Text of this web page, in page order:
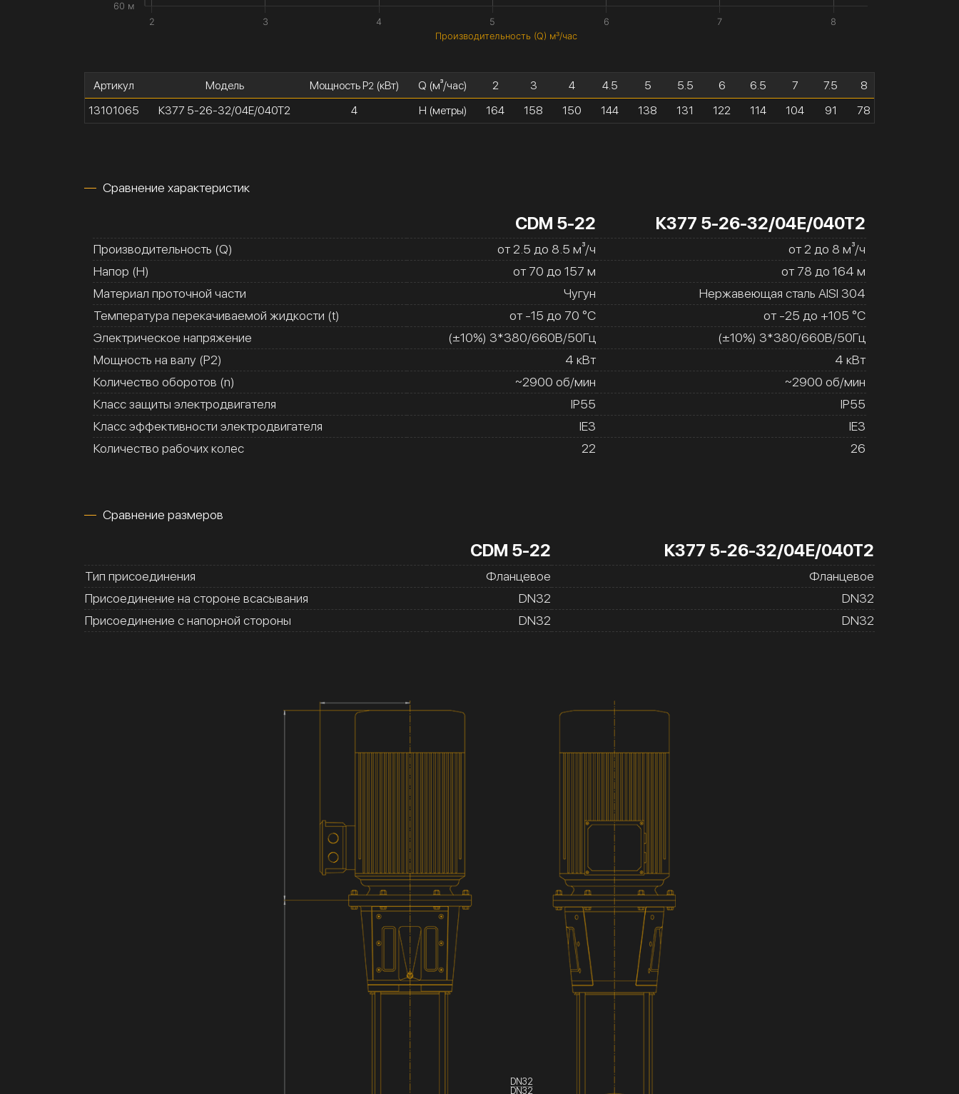
Производительность (Q) м³/час
2 3 4 5 6 7 8
60 м
Артикул
13101065
Модель
К377 5-26-32/04Е/040Т2
Мощность P2 (кВт)
4
Q (м³/час)
H (метры)
2
164
3
158
4
150
4.5
144
5
138
5.5
131
6
122
6.5
114
7
104
7.5
91
8
78
Сравнение характеристик
CDM 5-22 К377 5-26-32/04Е/040Т2
Производительность (Q) от 2.5 до 8.5 м³/ч
от 2 до 8 м³/ч
Напор (H)
от 70 до 157 м
от 78 до 164 м
Материал проточной части
Чугун
Нержавеющая сталь AISI 304
Температура перекачиваемой жидкости (t)
от -15 до 70 °C
от -25 до +105 °C
Электрическое напряжение
(±10%) 3*380/660В/50Гц
(±10%) 3*380/660В/50Гц
Мощность на валу (Р2)
4 кВт
4 кВт
Количество оборотов (n)
~2900 об/мин
~2900 об/мин
Класс защиты электродвигателя
IP55
IP55
Класс эффективности электродвигателя
IE3
IE3
Количество рабочих колес
22 26
Сравнение размеров
CDM 5-22 К377 5-26-32/04Е/040Т2
Тип присоединения Фланцевое
Фланцевое
Присоединение на стороне всасывания
DN32
DN32
Присоединение с напорной стороны
DN32 DN32
DN32
DN32